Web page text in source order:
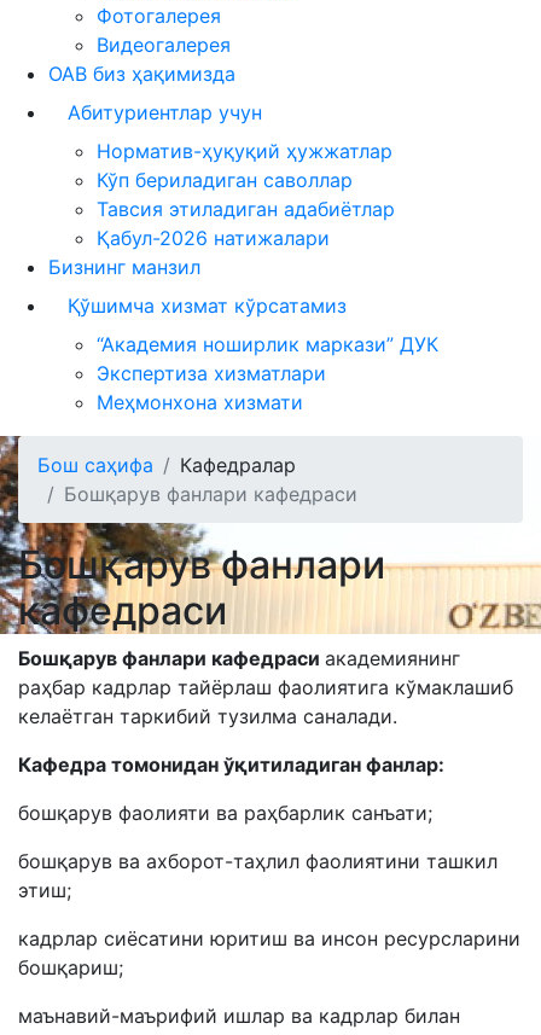
Фотогалерея
Видеогалерея
ОАВ биз ҳақимизда
Абитуриентлар учун
Норматив-ҳуқуқий ҳужжатлар
Кўп бериладиган саволлар
Тавсия этиладиган адабиётлар
Қабул-2026 натижалари
Бизнинг манзил
Қўшимча хизмат кўрсатамиз
“Академия ноширлик маркази” ДУК
Экспертиза хизматлари
Меҳмонхона хизмати
Бош саҳифа
Кафедралар
Бошқарув фанлари кафедраси
Бошқарув фанлари
кафедраси
Бошқарув фанлари кафедраси академиянинг
раҳбар кадрлар тайёрлаш фаолиятига кўмаклашиб
келаётган таркибий тузилма саналади.
Кафедра томонидан ўқитиладиган фанлар:
бошқарув фаолияти ва раҳбарлик санъати;
бошқарув ва ахборот-таҳлил фаолиятини ташкил
этиш;
кадрлар сиёсатини юритиш ва инсон ресурсларини
бошқариш;
маънавий-маърифий ишлар ва кадрлар билан